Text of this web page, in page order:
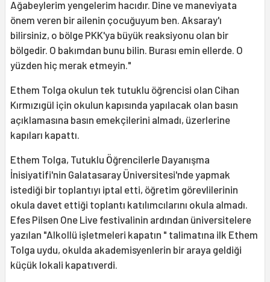
Ağabeylerim yengelerim hacıdır. Dine ve maneviyata
önem veren bir ailenin çocuğuyum ben. Aksaray'ı
bilirsiniz, o bölge PKK'ya büyük reaksiyonu olan bir
bölgedir. O bakımdan bunu bilin. Burası emin ellerde. O
yüzden hiç merak etmeyin."
Ethem Tolga okulun tek tutuklu öğrencisi olan Cihan
Kırmızıgül için okulun kapısında yapılacak olan basın
açıklamasına basın emekçilerini almadı, üzerlerine
kapıları kapattı.
Ethem Tolga, Tutuklu Öğrencilerle Dayanışma
İnisiyatifi'nin Galatasaray Üniversitesi'nde yapmak
istediği bir toplantıyı iptal etti, öğretim görevlilerinin
okula davet ettiği toplantı katılımcılarını okula almadı.
Efes Pilsen One Live festivalinin ardından üniversitelere
yazılan "Alkollü işletmeleri kapatın " talimatına ilk Ethem
Tolga uydu, okulda akademisyenlerin bir araya geldiği
küçük lokali kapatıverdi.